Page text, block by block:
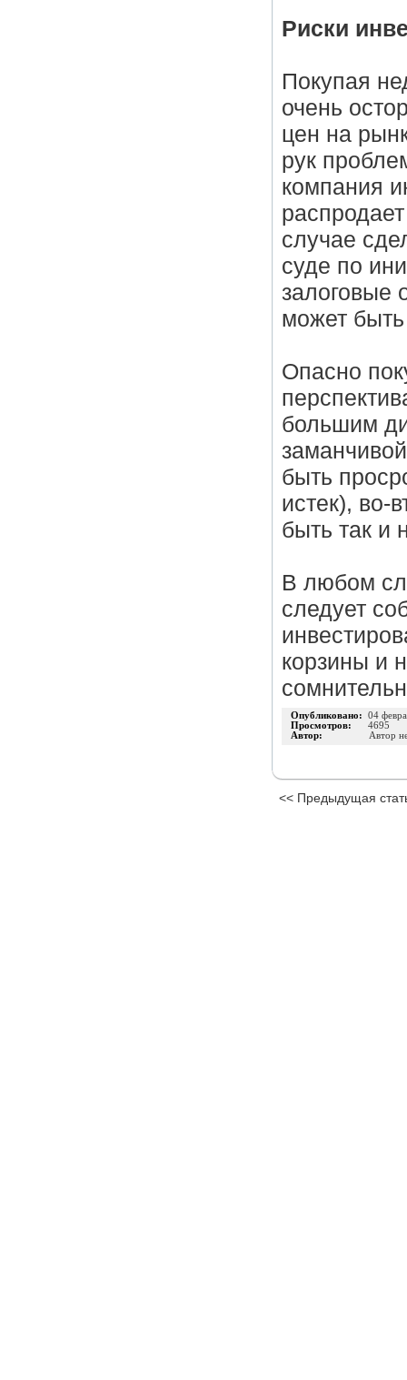
Риски
Покупая
очень
цен на
рук
компания
случае
суде по
залоговые
может
Опасно
большим
быть
истек), во-
быть так и
В любом
следует
корзины и
Опубликовано: 04
Просмотров: 4695
Автор:
Автор
<< Предыдущая